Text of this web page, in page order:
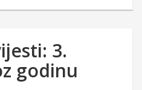
3.
godinu